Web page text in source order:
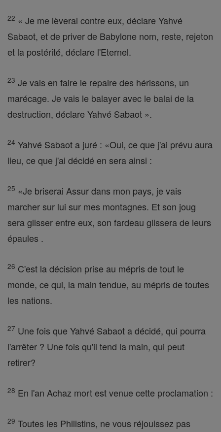
22 « Je me lèverai contre eux, déclare Yahvé
Sabaot, et de priver de Babylone nom, reste, rejeton
et la postérité, déclare l'Eternel.
23 Je vais en faire le repaire des hérissons, un
marécage. Je vais le balayer avec le balai de la
destruction, déclare Yahvé Sabaot ».
24 Yahvé Sabaot a juré : «Oui, ce que j'ai prévu aura
lieu, ce que j'ai décidé en sera ainsi :
25 «Je briserai Assur dans mon pays, je vais
marcher sur lui sur mes montagnes. Et son joug
sera glisser entre eux, son fardeau glissera de leurs
épaules .
26 C'est la décision prise au mépris de tout le
monde, ce qui, la main tendue, au mépris de toutes
les nations.
27 Une fois que Yahvé Sabaot a décidé, qui pourra
l'arrêter ? Une fois qu'il tend la main, qui peut
retirer?
28 En l'an Achaz mort est venue cette proclamation :
29 Toutes les Philistins, ne vous réjouissez pas